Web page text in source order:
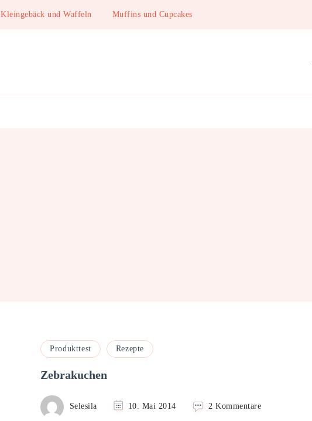
Kleingebäck und Waffeln Muffins und Cupcakes
Produkttest Rezepte
Zebrakuchen
Selesila 10. Mai 2014 2 Kommentarezu